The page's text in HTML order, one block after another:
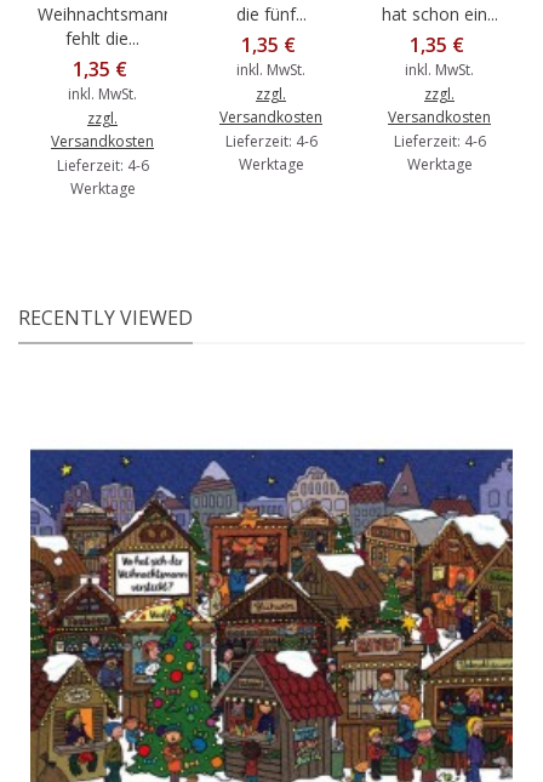
Weihnachtsmann
fehlt die...
1,35 €
inkl. MwSt.
zzgl.
Versandkosten
Lieferzeit: 4-6
Werktage
die fünf...
1,35 €
inkl. MwSt.
zzgl.
Versandkosten
Lieferzeit: 4-6
Werktage
hat schon ein...
1,35 €
inkl. MwSt.
zzgl.
Versandkosten
Lieferzeit: 4-6
Werktage
RECENTLY VIEWED